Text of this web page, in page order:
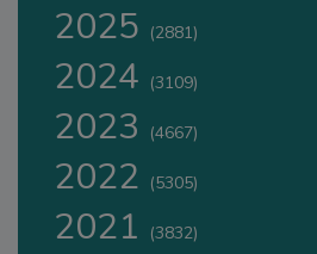
2025 (2881)
2024 (3109)
2023 (4667)
2022 (5305)
2021 (3832)